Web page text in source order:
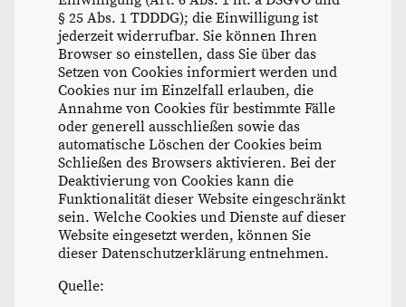
§ 25 Abs. 1 TDDDG); die Einwilligung ist
jederzeit widerrufbar. Sie können Ihren
Browser so einstellen, dass Sie über das
Setzen von Cookies informiert werden und
Cookies nur im Einzelfall erlauben, die
Annahme von Cookies für bestimmte Fälle
oder generell ausschließen sowie das
automatische Löschen der Cookies beim
Schließen des Browsers aktivieren. Bei der
Deaktivierung von Cookies kann die
Funktionalität dieser Website eingeschränkt
sein. Welche Cookies und Dienste auf dieser
Website eingesetzt werden, können Sie
dieser Datenschutzerklärung entnehmen.
Quelle: